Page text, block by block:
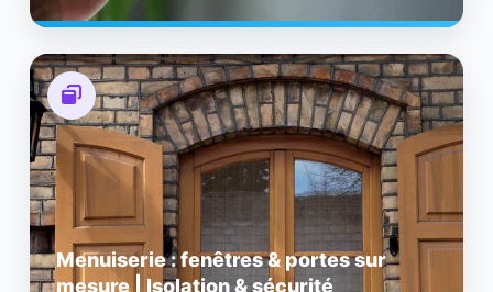
Menuiserie : fenêtres & portes sur
mesure | Isolation & sécurité